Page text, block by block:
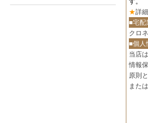
★詳
■宅配
クロ
■個人
当店
情報
原則
また